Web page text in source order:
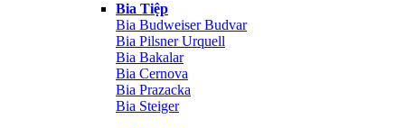
Bia Tiệp
Bia Budweiser Budvar
Bia Pilsner Urquell
Bia Bakalar
Bia Cernova
Bia Prazacka
Bia Steiger